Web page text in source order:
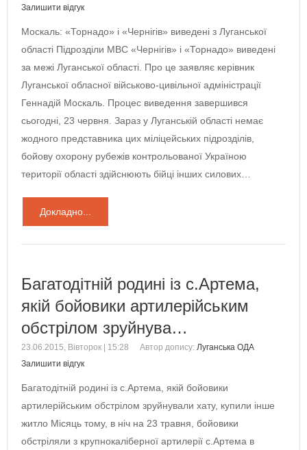
Залишити відгук
Москаль: «Торнадо» і «Чернігів» виведені з Луганської
області Підрозділи МВС «Чернігів» і «Торнадо» виведені
за межі Луганської області. Про це заявляє керівник
Луганської обласної військово-цивільної адміністрації
Геннадій Москаль. Процес виведення завершився
сьогодні, 23 червня. Зараз у Луганській області немає
жодного представника цих міліцейських підрозділів,
бойову охорону рубежів контрольованої Україною
території області здійснюють бійці інших силових…
Докладно...
Багатодітній родині із с.Артема,
якій бойовики артилерійським
обстрілом зруйнува…
23.06.2015, Вівторок | 15:28 Автор допису: Луганська ОДА
Залишити відгук
Багатодітній родині із с.Артема, якій бойовики
артилерійським обстрілом зруйнували хату, купили інше
житло Місяць тому, в ніч на 23 травня, бойовики
обстріляли з крупнокаліберної артилерії с.Артема в